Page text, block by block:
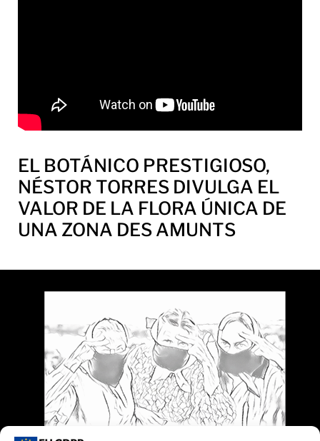
EL BOTÁNICO PRESTIGIOSO,
NÉSTOR TORRES DIVULGA EL
VALOR DE LA FLORA ÚNICA DE
UNA ZONA DES AMUNTS